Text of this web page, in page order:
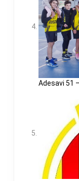
Adesavi 51